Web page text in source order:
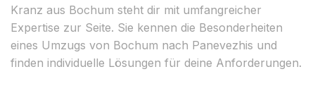
Kranz aus Bochum steht dir mit umfangreicher
Expertise zur Seite. Sie kennen die Besonderheiten
eines Umzugs von Bochum nach Panevezhis und
finden individuelle Lösungen für deine Anforderungen.